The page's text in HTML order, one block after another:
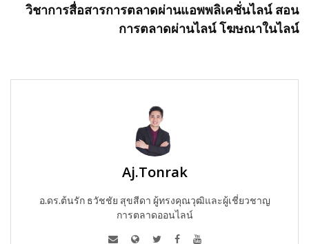
วิชาการสื่อสารการตลาดผ่านแอพพลิเคชั่นไลน์ สอน
การตลาดผ่านไลน์ โฆษณาในไลน์
Aj.Tonrak
อ.ดร.ต้นรัก ธวัชชัย สุขสีดา ผู้ทรงคุณวุฒิและผู้เชี่ยวชาญ
การตลาดออนไลน์